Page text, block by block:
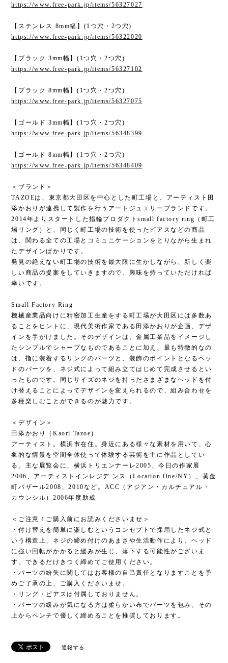
https://www.free-park.jp/items/56327075
https://www.free-park.jp/items/56348399
https://www.free-park.jp/items/56348409
TAZOEは、東京都大田区を中心とした町工場と、アーティスト田
添かおりが連携して製作を行うアートジュエリーブランドです。
場リング）と、同じく町工場の技術を使ったピアスなどの商品
は、関わる全ての工場とコミュニケーションをとりながら生まれ
発見の絶えない町工場の技術を最大限に生かしながら、新しく楽
しい商品の提案をしていきますので、興味を持っていただければ
幸いです。
Small Factory Ring
機械産業品向けに精密加工生産をする町工場が大田区には多数あ
ることをヒントに、現代美術作家である田添かおりが企画、デザ
インを手がけました。そのデザインは、金属工業品をイメージし
たシンプルでシャープなものであることに加え、最も特徴的なの
は、指に装着するリングのパーツと、装飾のポイントとなるヘッ
ったものです。同じサイズのネジを持ったさまざまなヘッドを付
け替えることによってデザインを変えられるので、組み合わせを
多種楽しむことができるのが魅力です。
＜デザイン＞
田添かおり（Kaori Tazoe)
アーティスト。横浜市在住。身近にある様々な素材を用いて、心
象的な情景を空間全体使って体験する芸術を主に作品としてい
る。主な展覧会に、横浜トリエンナーレ2005、今日の作家展
2006、アーティストインレジデ ンス（Location One/NY）、黄金
カウンシル）2006年度助成
＜ご注意！ご購入前にお読みくださいませ＞
・付け替えを簡単に楽しむというコンセプトで採用したネジ式と
いう構造上、ネジの締め付けのあまさや生活動作により、ヘッド
に強い回転がかかると緩みが生じ、落下する可能性がございま
す。できるだけきつく締めてご使用ください。
・パーツの紛失に関してはお客様の自己責任となりますことを予
・リング・ピアスは付属しておりません。
・パーツの緩みが気になる方は柔らかい布でパーツを包み、その
上からペンチで優しく締めることを推奨しております。
通報する
Related Items